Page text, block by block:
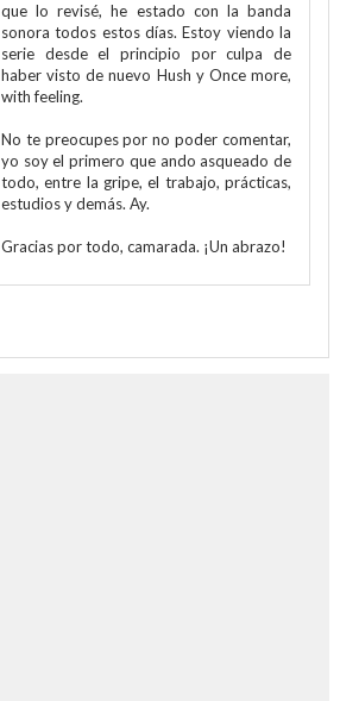
que lo revisé, he estado con la banda
sonora todos estos días. Estoy viendo la
serie desde el principio por culpa de
haber visto de nuevo Hush y Once more,
with feeling.
No te preocupes por no poder comentar,
yo soy el primero que ando asqueado de
todo, entre la gripe, el trabajo, prácticas,
estudios y demás. Ay.
Gracias por todo, camarada. ¡Un abrazo!